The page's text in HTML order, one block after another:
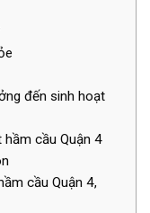
đến sinh hoạt
cầu Quận 4
cầu Quận 4,